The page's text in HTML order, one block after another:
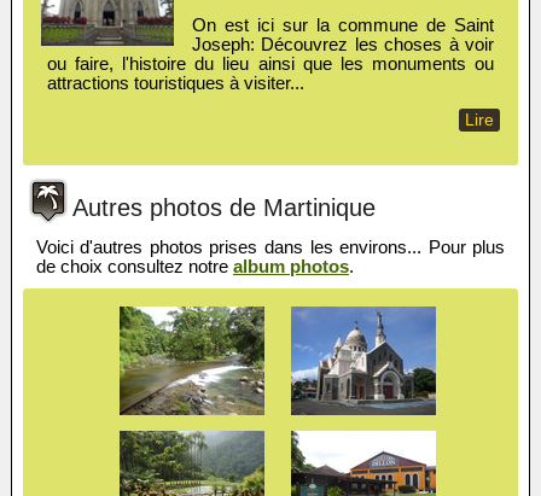
On est ici sur la commune de Saint
Joseph: Découvrez les choses à voir
ou faire, l'histoire du lieu ainsi que les monuments ou
attractions touristiques à visiter...
Lire
Autres photos de Martinique
Voici d'autres photos prises dans les environs... Pour plus
de choix consultez notre album photos.